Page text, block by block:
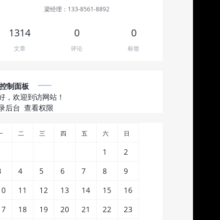
梁经理：133-8561-8892
1314
文章
0
评论
0
标签
控制面板
，欢迎到访网站！
后台 查看权限
二 三 四 五 六 日
1
2
4 5 6 7 8
9
11 12 13 14 15
16
18 19 20 21 22 23